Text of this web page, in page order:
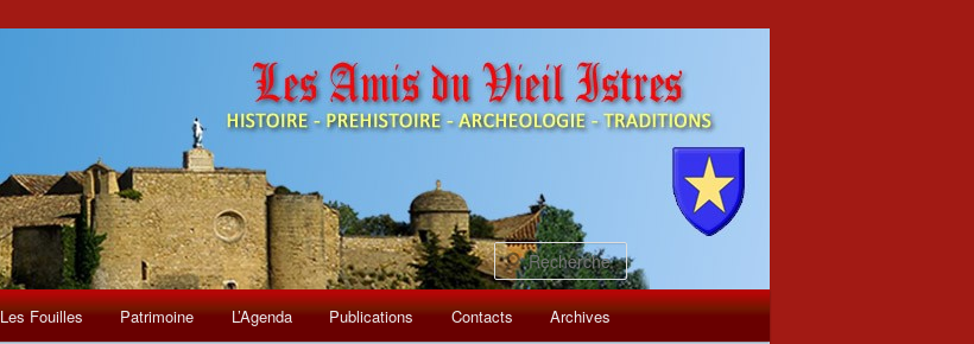
Recherche
Les Fouilles Patrimoine L’Agenda Publications Contacts Archives